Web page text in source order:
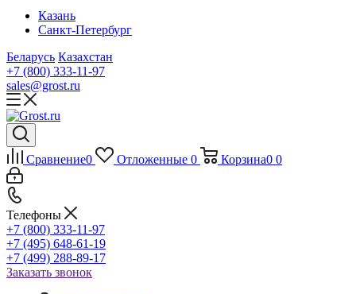
Казань
Санкт-Петербург
Беларусь Казахстан
+7 (800) 333-11-97
sales@grost.ru
Сравнение0 Отложенные 0 Корзина0 0
Телефоны
+7 (800) 333-11-97
+7 (495) 648-61-19
+7 (499) 288-89-17
Заказать звонок